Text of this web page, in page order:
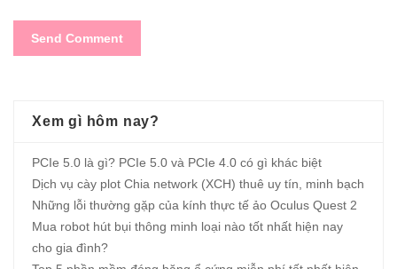
Xem gì hôm nay?
PCIe 5.0 là gì? PCIe 5.0 và PCIe 4.0 có gì khác biệt
Dịch vụ cày plot Chia network (XCH) thuê uy tín, minh bạch
Những lỗi thường gặp của kính thực tế ảo Oculus Quest 2
Mua robot hút bụi thông minh loại nào tốt nhất hiện nay
cho gia đình?